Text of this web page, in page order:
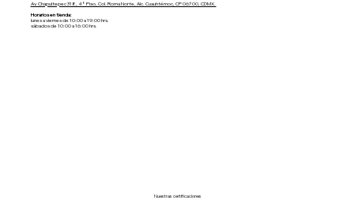
Av. Chapultepec 318, 4° Piso, Col. Roma Norte, Alc. Cuauhtémoc, CP 06700, CDMX.
Horarios en tienda:
lunes a viernes de 10:00 a 19:00 hrs.
sábados de 10:00 a 16:00 hrs.
Nuestras certificaciones